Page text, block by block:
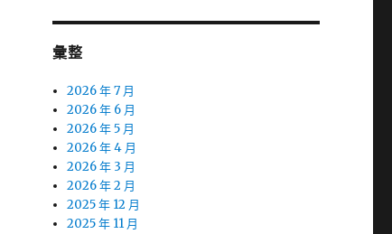
彙整
2026 年 7 月
2026 年 6 月
2026 年 5 月
2026 年 4 月
2026 年 3 月
2026 年 2 月
2025 年 12 月
2025 年 11 月